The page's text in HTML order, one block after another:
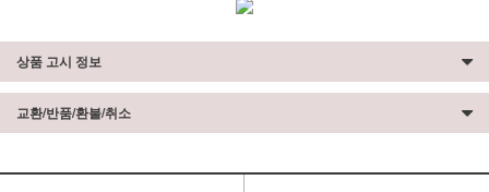
상품 고시 정보
교환/반품/환불/취소